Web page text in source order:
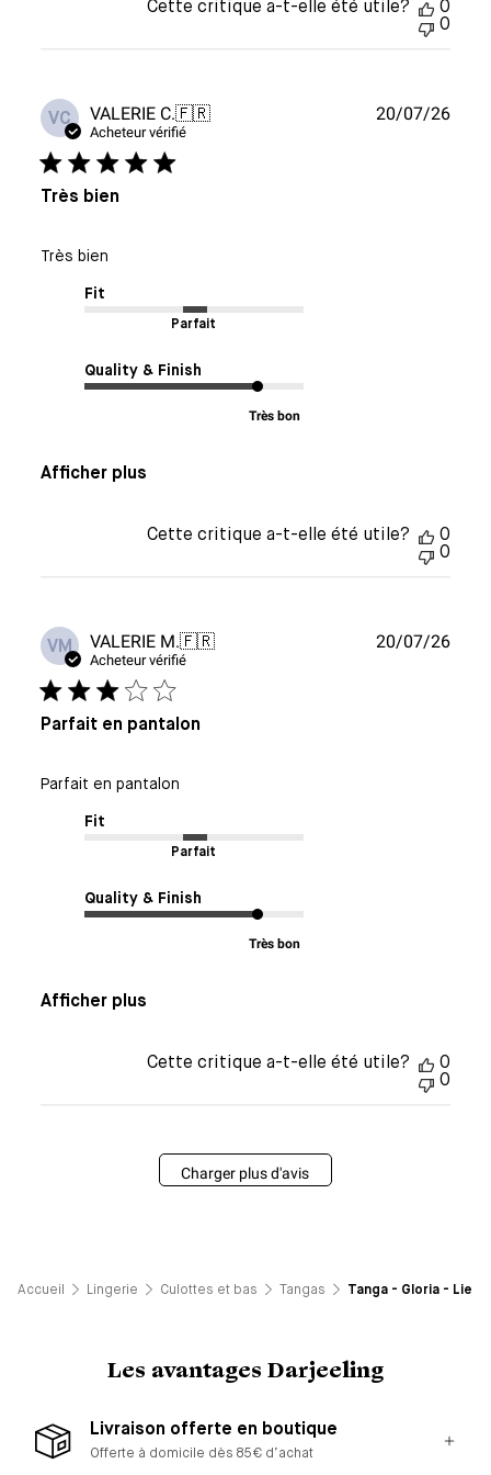
Cette critique a-t-elle été utile?
0
0
VC VALERIE C.🇫🇷
Acheteur vérifié
Très bien
Très bien
Fit
Parfait
Quality & Finish
Très bon
Afficher plus
Date
20/07/26
Cette critique a-t-elle été utile?
0
0
VM VALERIE M.🇫🇷
Acheteur vérifié
Parfait en pantalon
Parfait en pantalon
Fit
Parfait
Quality & Finish
Très bon
Afficher plus
Date
20/07/26
Cette critique a-t-elle été utile?
0
0
Charger plus d'avis
Accueil Lingerie Culottes et bas Tangas Tanga - Gloria - Lie
Les avantages Darjeeling
Livraison offerte en boutique
Offerte à domicile dès 85€ d’achat